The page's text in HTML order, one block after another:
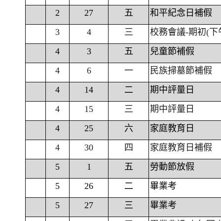
2 27 五
和平紀念日補假
3
4 三
校務會議-期初(下
4
3 五
兒童節補假
4
6 一
民族掃墓節補假
4
14 二
期中評量日
4
15 三
期中評量日
4
25 六
家庭教育日
4
30 四
家庭教育日補假
5
1 五
勞動節放假
5
26 二
畢業考
5
27 三
畢業考